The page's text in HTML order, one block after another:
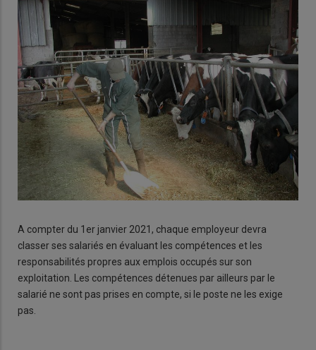
A compter du 1er janvier 2021, chaque employeur devra
classer ses salariés en évaluant les compétences et les
responsabilités propres aux emplois occupés sur son
exploitation. Les compétences détenues par ailleurs par le
salarié ne sont pas prises en compte, si le poste ne les exige
pas.